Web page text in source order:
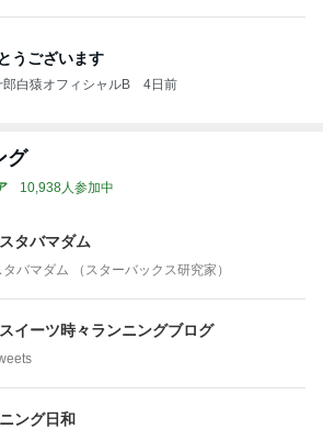
うございます
白猿オフィシャルB 4日前
グ
10,938人参加中
タバマダム
バマダム （スターバックス研究家）
イーツ時々ランニングブログ
ング日和